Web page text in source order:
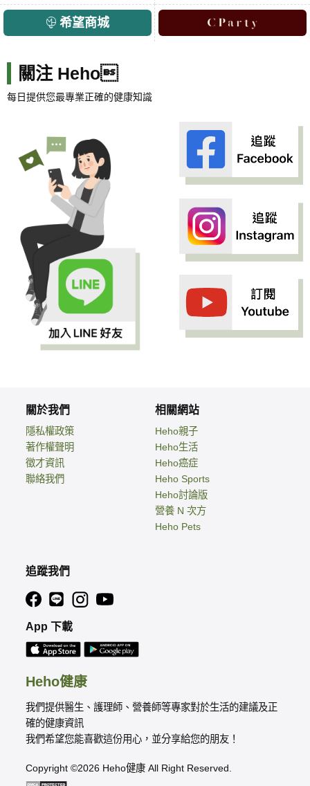
希望商城
關注 Heho
每日提供您最專業正確的健康知識
Heho健康
我們提供醫生、護理師、營養師等專家對於生活的建議及正
確的健康資訊
我們希望您能喜歡這份用心，並分享給您的朋友！
Copyright ©2026 Heho健康 All Right Reserved.
關於我們
隱私權政策
著作權聲明
徵才資訊
聯絡我們
相關網站
Heho親子
Heho生活
Heho癌症
Heho Sports
Heho討論版
營養 N 次方
Heho Pets
追蹤我們
App 下載